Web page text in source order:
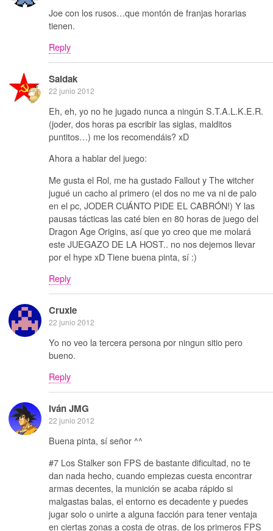
Joe con los rusos…que montón de franjas horarias
tienen.
Reply
Saidak
22 junio 2012
Eh, eh, yo no he jugado nunca a ningún S.T.A.L.K.E.R.
(joder, dos horas pa escribir las siglas, malditos
puntitos…) me los recomendáis? xD
Ahora a hablar del juego:
Me gusta el Rol, me ha gustado Fallout y The witcher
jugué un cacho al primero (el dos no me va ni de palo
en el pc, JODER CUÁNTO PIDE EL CABRÓN!) Y las
pausas tácticas las caté bien en 80 horas de juego del
Dragon Age Origins, así que yo creo que me molará
este JUEGAZO DE LA HOST.. no nos dejemos llevar
por el hype xD Tiene buena pinta, sí :)
Reply
Cruxie
22 junio 2012
Yo no veo la tercera persona por ningun sitio pero
bueno.
Reply
Iván JMG
22 junio 2012
Buena pinta, sí señor ^^
#7 Los Stalker son FPS de bastante dificultad, no te
dan nada hecho, cuando empiezas cuesta encontrar
armas decentes, la munición se acaba rápido si
malgastas balas, el entorno es decadente y puedes
jugar solo o unirte a alguna facción para tener ventaja
en ciertas zonas a costa de otras, de los primeros FPS